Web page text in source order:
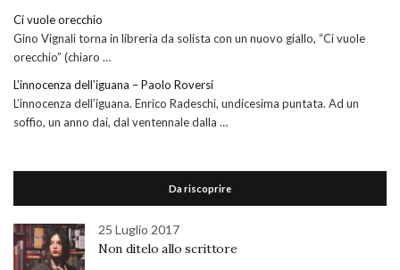
Ci vuole orecchio
Gino Vignali torna in libreria da solista con un nuovo giallo, “Ci vuole
orecchio” (chiaro …
L’innocenza dell’iguana – Paolo Roversi
L’innocenza dell’iguana. Enrico Radeschi, undicesima puntata. Ad un
soffio, un anno dai, dal ventennale dalla …
Da riscoprire
25 Luglio 2017
Non ditelo allo scrittore